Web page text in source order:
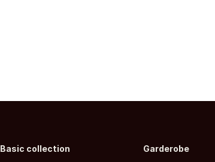
Basic collection
Garderobe